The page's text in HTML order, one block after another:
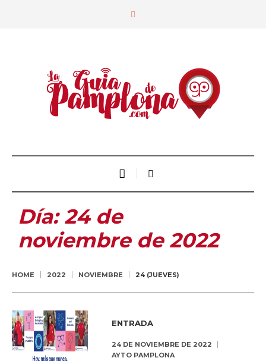
Día:24 de
noviembre de 2022
HOME 2022 NOVIEMBRE 24 (JUEVES)
ENTRADA
24 DE NOVIEMBRE DE 2022
AYTO PAMPLONA